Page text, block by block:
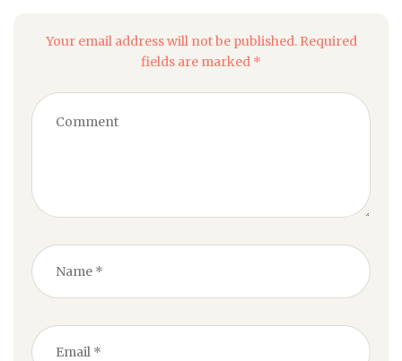
Your email address will not be published. Required
fields are marked *